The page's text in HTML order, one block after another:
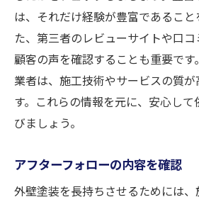
は、それだけ経験が豊富であるこ
た、第三者のレビューサイトや口
顧客の声を確認することも重要で
業者は、施工技術やサービスの質
す。これらの情報を元に、安心し
びましょう。
アフターフォローの内容を確認
外壁塗装を長持ちさせるためには